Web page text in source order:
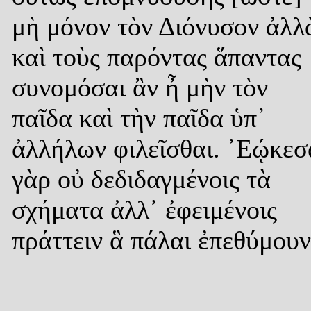
μὴ μόνον τὸν Διόνυσον
καὶ τοὺς παρόντας ἅπαντας
συνομόσαι ἂν ἦ μὴν τὸν
παῖδα καὶ τὴν παῖδα ὑπ᾿
ἀλλήλων φιλεῖσθαι.
γὰρ οὐ δεδιδαγμένοις τὰ
σχήματα ἀλλ᾿ ἐφειμένοις
πράττειν ἃ πάλαι